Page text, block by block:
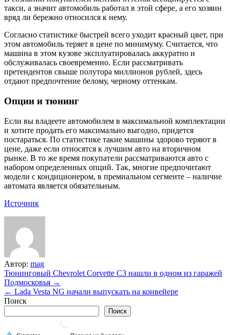
такси, а значит автомобиль работал в этой сфере, а его хозяин
вряд ли бережно относился к нему.
Согласно статистике быстрей всего уходит красный цвет, при
этом автомобиль теряет в цене по минимуму. Считается, что
машина в этом кузове эксплуатировалась аккуратно и
обслуживалась своевременно. Если рассматривать
претендентов свыше полутора миллионов рублей, здесь
отдают предпочтение белому, черному оттенкам.
Опции и тюнинг
Если вы владеете автомобилем в максимальной комплектации
и хотите продать его максимально выгодно, придется
постараться. По статистике такие машины здорово теряют в
цене, даже если относятся к лучшим авто на вторичном
рынке. В то же время покупатели рассматриваются авто с
набором определенных опций. Так, многие предпочитают
модели с кондиционером, в премиальном сегменте – наличие
автомата является обязательным.
Источник
Автор: mag
Навигация
по
записям
Тюнинговый Chevrolet Corvette C3 нашли в одном из гаражей
Подмосковья →
← Lada Vesta NG начали выпускать на конвейере
Поиск
Поиск